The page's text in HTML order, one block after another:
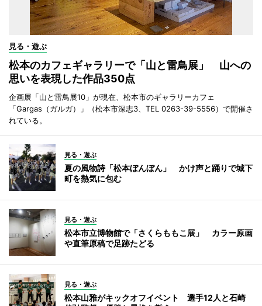
見る・遊ぶ
松本のカフェギャラリーで「山と雷鳥展」 山への
思いを表現した作品350点
企画展「山と雷鳥展10」が現在、松本市のギャラリーカフェ
「Gargas（ガルガ）」（松本市深志3、TEL 0263-39-5556）で開催さ
れている。
見る・遊ぶ
夏の風物詩「松本ぼんぼん」 かけ声と踊りで城下
町を熱気に包む
見る・遊ぶ
松本市立博物館で「さくらももこ展」 カラー原画
や直筆原稿で足跡たどる
見る・遊ぶ
松本山雅がキックオフイベント 選手12人と石崎